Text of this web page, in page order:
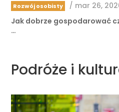
Rozwój osobisty / mar 26,
Jak dobrze gospodarować
…
Podróże i